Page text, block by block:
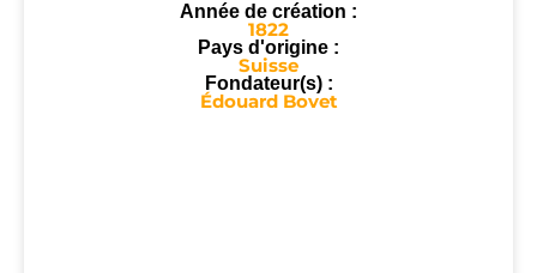
Année de création :
1822
Pays d'origine :
Suisse
Fondateur(s) :
Édouard Bovet